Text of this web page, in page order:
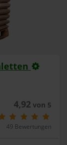
4,92von 5
49 Bewertungen